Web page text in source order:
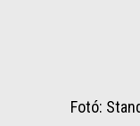
Fotó: